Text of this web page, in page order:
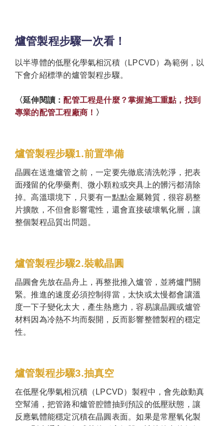
爐管製程步驟一次看！
以半導體的低壓化學氣相沉積（LPCVD）為範例，以
下會介紹標準的爐管製程步驟。
〈延伸閱讀：配管工程是什麼？掌握施工重點，找到
專業的配管工程廠商！ 〉
爐管製程步驟1.前置準備
晶圓在送進爐管之前，一定要先徹底清洗乾淨，把表
面殘留的化學藥劑、微小顆粒或夾具上的髒污都清除
掉。高溫環境下，只要有一點點金屬雜質，很容易整
片擴散，不但會影響電性，還會直接破壞氧化層，讓
整個製程品質出問題。
爐管製程步驟2.裝載晶圓
晶圓會先放在晶舟上，再整批推入爐管，並將爐門關
緊。推進的速度必須控制得當，太快或太慢都會讓溫
度一下子變化太大，產生熱應力，容易讓晶圓或爐管
材料因為冷熱不均而裂開，反而影響整體製程的穩定
性。
爐管製程步驟3.抽真空
在低壓化學氣相沉積（LPCVD）製程中，會先啟動真
空幫浦，把管路和爐管腔體抽到預設的低壓狀態，讓
反應氣體能穩定沉積在晶圓表面。如果是常壓氧化製